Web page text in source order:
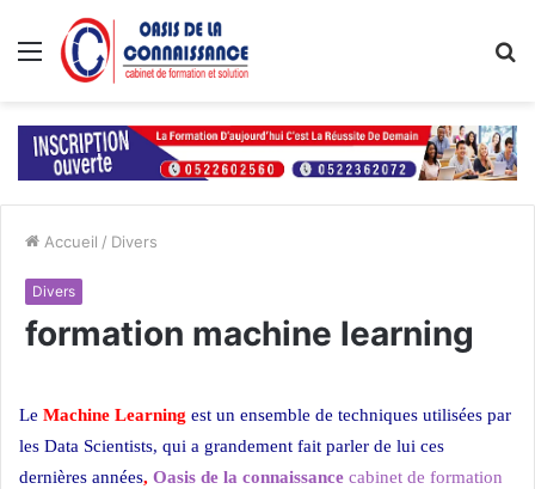
Menu
Accueil / Divers
Divers
formation machine learning
Le Machine Learning est un ensemble de techniques utilisées par
les Data Scientists, qui a grandement fait parler de lui ces
dernières années, Oasis de la connaissance cabinet de formation